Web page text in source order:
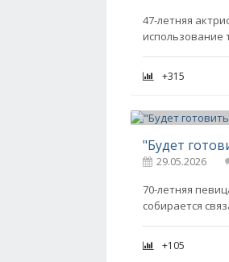
47-летняя
использование
+315
29.05.2026
70-летняя
собирается
+105